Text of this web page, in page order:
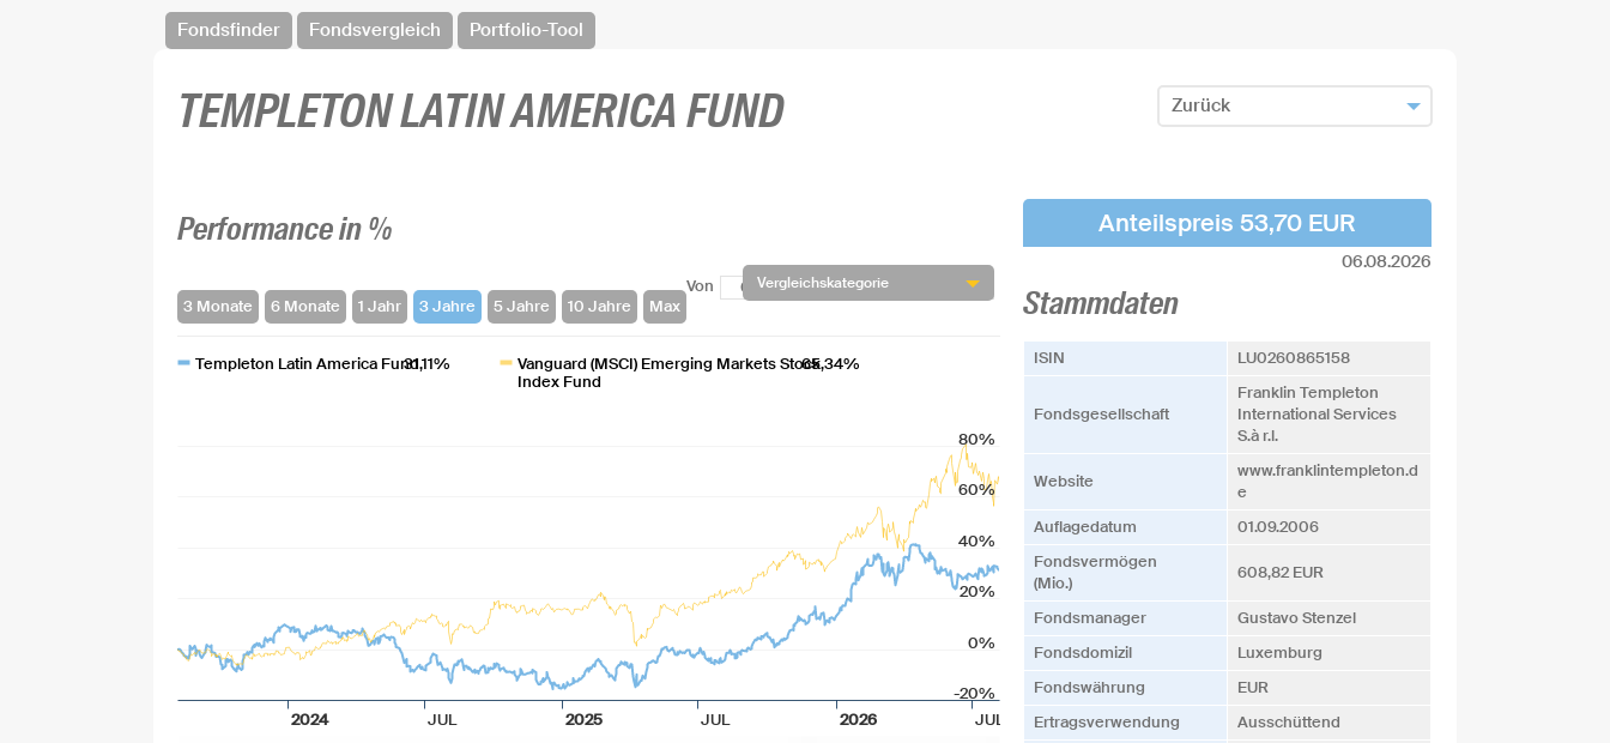
Fondsfinder Fondsvergleich Portfolio-Tool
TEMPLETON LATIN AMERICA FUND
Zurück
Performance in %
Vergleichskategorie
Von Bis
Templeton Latin America Fund31,11%
Vanguard (MSCI) Emerging Markets Stock
Index Fund
65,34%
2024 JUL 2025 JUL 2026 JUL
-20%
0%
20%
40%
60%
80%
Anteilspreis 53,70 EUR
06.08.2026
Stammdaten
ISIN LU0260865158
Fonds­­gesellschaft
Franklin Templeton
International Services
S.à r.l.
Website
www.franklintempleton.d
e
Auflagedatum
01.09.2006
Fonds­vermögen
(Mio.)
608,82 EUR
Fonds­manager
Gustavo Stenzel
Fonds­domizil
Luxemburg
Fonds­währung
EUR
Ertrags­verwendung
Ausschüttend